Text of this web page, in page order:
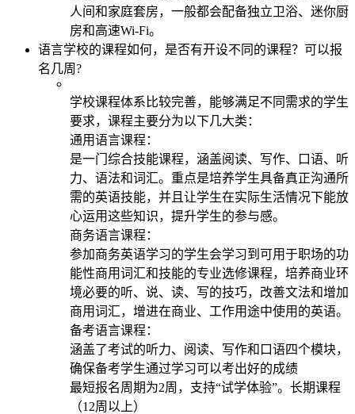
人间和家庭套房，一般都会配备独立卫浴、迷你厨
房和高速Wi-Fi。
语言学校的课程如何，是否有开设不同的课程？可以报
名几周?
学校课程体系比较完善，能够满足不同需求的学生
要求，课程主要分为以下几大类：
通用语言课程：
是一门综合技能课程，涵盖阅读、写作、口语、听
力、语法和词汇。重点是培养学生具备真正沟通所
需的英语技能，并且让学生在实际生活情况下能放
心运用这些知识，提升学生的参与感。
商务语言课程：
参加商务英语学习的学生会学习到可用于职场的功
能性商用词汇和技能的专业选修课程，培养商业环
境必要的听、说、读、写的技巧，改善文法和增加
商用词汇，增进在商业、工作用途中使用的英语。
备考语言课程：
涵盖了考试的听力、阅读、写作和口语四个模块，
确保备考学生通过学习可以考出好的成绩
最短报名周期为2周，支持“试学体验”。长期课程
（12周以上）